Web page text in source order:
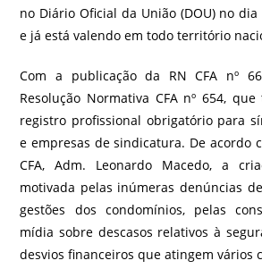
no Diário Oficial da União (DOU) no
e já está valendo em todo território
Com a publicação da RN CFA nº
Resolução Normativa CFA nº 654,
registro profissional obrigatório para
e empresas de sindicatura. De acordo
CFA, Adm. Leonardo Macedo, a
motivada pelas inúmeras denúncias
gestões dos condomínios, pelas
mídia sobre descasos relativos à
desvios financeiros que atingem vários